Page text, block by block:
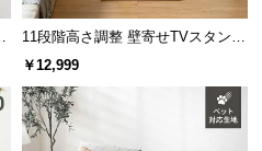
11段階高さ調整 壁寄せTVスタンド
キャスター付き 上下左右角度調節
￥12,999